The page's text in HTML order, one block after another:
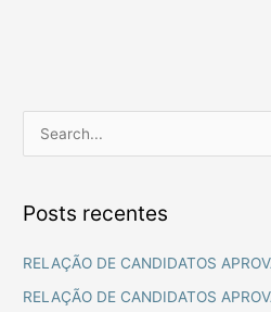
q
u
Posts recentes
RELAÇÃO DE CANDIDATOS
RELAÇÃO DE CANDIDATOS